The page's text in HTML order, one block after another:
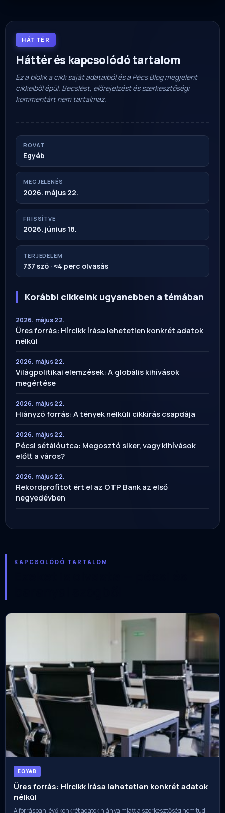
HÁTTÉR
Háttér és kapcsolódó tartalom
Ez a blokk a cikk saját adataiból és a Pécs Blog megjelent
cikkeiből épül. Becslést, előrejelzést és szerkesztőségi
kommentárt nem tartalmaz.
ROVAT
Egyéb
MEGJELENÉS
2026. május 22.
FRISSÍTVE
2026. június 18.
TERJEDELEM
737 szó · ≈4 perc olvasás
Korábbi cikkeink ugyanebben a témában
2026. május 22.
Üres forrás: Hírcikk írása lehetetlen konkrét adatok
nélkül
2026. május 22.
Világpolitikai elemzések: A globális kihívások
megértése
2026. május 22.
Hiányzó forrás: A tények nélküli cikkírás csapdája
2026. május 22.
Pécsi sétálóutca: Megosztó siker, vagy kihívások
előtt a város?
2026. május 22.
Rekordprofitot ért el az OTP Bank az első
negyedévben
KAPCSOLÓDÓ TARTALOM
EGYéB
Üres forrás: Hírcikk írása lehetetlen konkrét adatok
nélkül
A forrásban lévő konkrét adatok hiánya miatt a szerkesztőség nem tud